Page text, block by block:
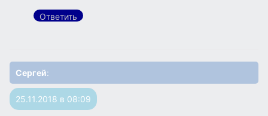
Ответить
Сергей:
25.11.2018 в 08:09